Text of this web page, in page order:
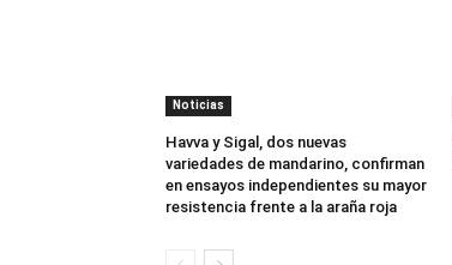
Noticias
Havva y Sigal, dos nuevas
variedades de mandarino, confirman
en ensayos independientes su mayor
resistencia frente a la araña roja